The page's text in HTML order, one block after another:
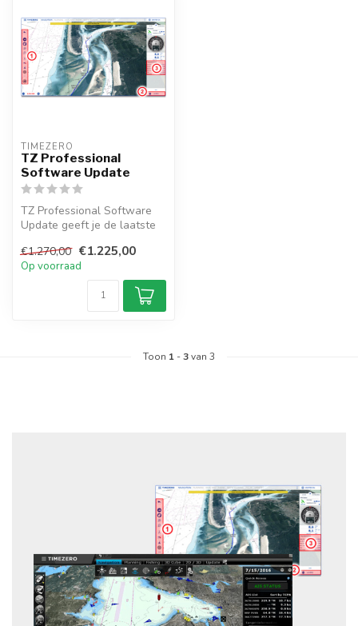
TIMEZERO
TZ Professional
Software Update
TZ Professional Software
Update geeft je de laatste
Professiona...
€1.270,00 €1.225,00
Op voorraad
Toon 1 -3van 3